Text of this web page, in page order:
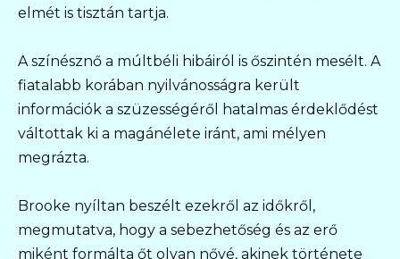
elmét is tisztán tartja.
A színésznő a múltbéli hibáiról is őszintén mesélt. A
fiatalabb korában nyilvánosságra került
információk a szüzességéről hatalmas érdeklődést
váltottak ki a magánélete iránt, ami mélyen
megrázta.
Brooke nyíltan beszélt ezekről az időkről,
megmutatva, hogy a sebezhetőség és az erő
miként formálta őt olyan nővé, akinek története